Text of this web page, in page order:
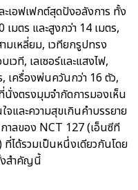
เอฟเฟกต์สุดปังอลังการ ทั้ง
มตร และสูงกว่า 14 เมตร,
มเหลี่ยม, เวทียกรูปทรง
วที, เลเซอร์และแสงไฟ,
เครื่องพ่นควันกว่า 16 ตัว,
นั่งตรงมุมจำกัดการมองเห็น
จและความสุขเกินคำบรรยาย
าลของ NCT 127 (เอ็นซีที
ที่ได้รวมเป็นหนึ่งเดียวกันโดย
งสำคัญนี้